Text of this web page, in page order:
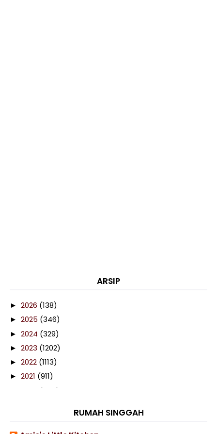
ARSIP
► 2026 (138)
► 2025 (346)
► 2024 (329)
► 2023 (1202)
► 2022 (1113)
► 2021 (911)
(460)
(106)
► October(53)
RUMAH SINGGAH